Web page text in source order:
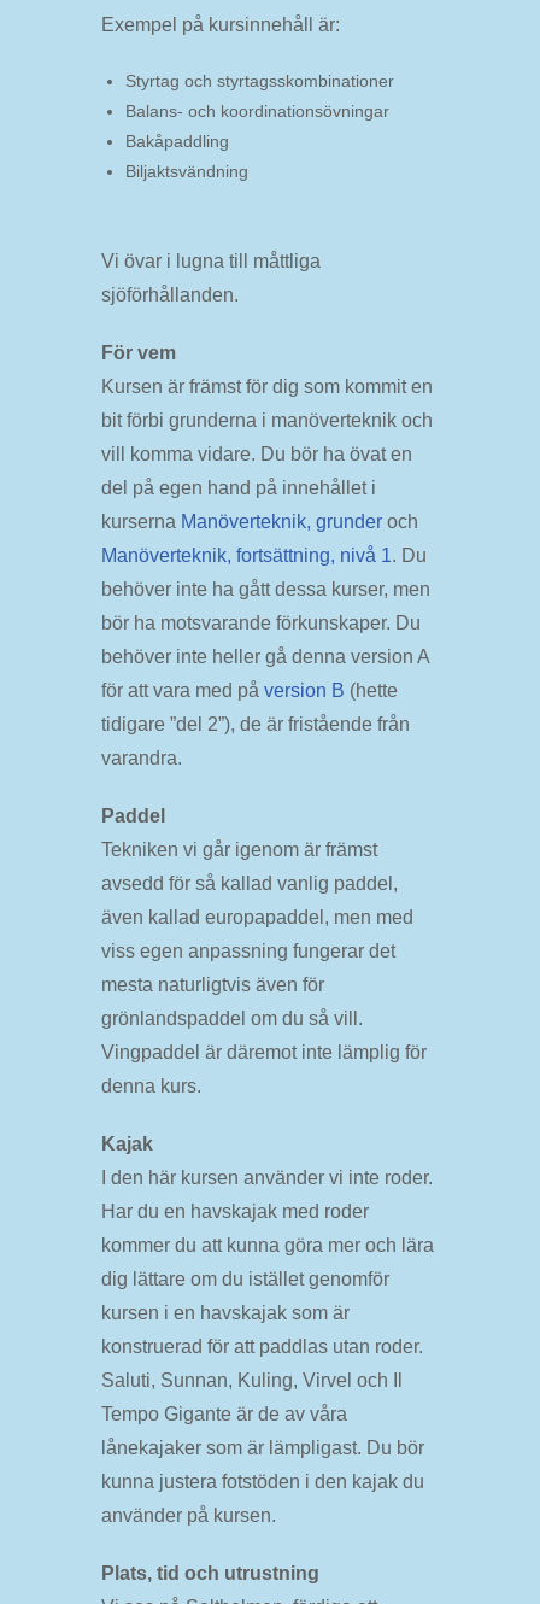
Exempel på kursinnehåll är:
Styrtag och styrtagsskombinationer
Balans- och koordinationsövningar
Bakåpaddling
Biljaktsvändning
Vi övar i lugna till måttliga
sjöförhållanden.
För vem
Kursen är främst för dig som kommit en
bit förbi grunderna i manöverteknik och
vill komma vidare. Du bör ha övat en
del på egen hand på innehållet i
kurserna Manöverteknik, grunder och
Manöverteknik, fortsättning, nivå 1. Du
behöver inte ha gått dessa kurser, men
bör ha motsvarande förkunskaper. Du
behöver inte heller gå denna version A
för att vara med på version B (hette
tidigare ”del 2”), de är fristående från
varandra.
Paddel
Tekniken vi går igenom är främst
avsedd för så kallad vanlig paddel,
även kallad europapaddel, men med
viss egen anpassning fungerar det
mesta naturligtvis även för
grönlandspaddel om du så vill.
Vingpaddel är däremot inte lämplig för
denna kurs.
Kajak
I den här kursen använder vi inte roder.
Har du en havskajak med roder
kommer du att kunna göra mer och lära
dig lättare om du istället genomför
kursen i en havskajak som är
konstruerad för att paddlas utan roder.
Saluti, Sunnan, Kuling, Virvel och Il
Tempo Gigante är de av våra
lånekajaker som är lämpligast. Du bör
kunna justera fotstöden i den kajak du
använder på kursen.
Plats, tid och utrustning